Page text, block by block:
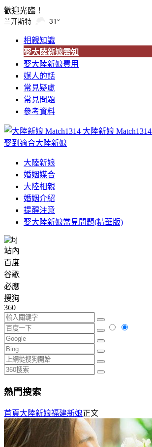
歡迎光臨！
兰开斯特 31°
相親知識
娶大陸新娘需知
娶大陸新娘費用
媒人的話
常見疑慮
常見問題
參考資料
大陸新娘 Match1314
娶到適合大陸新娘
大陸新娘
婚姻媒合
大陸相親
婚姻介紹
提醒注意
娶大陸新娘常見問題(精華版)
站內
百度
谷歌
必應
搜狗
360
熱門搜索
首頁大陸新娘福建新娘正文